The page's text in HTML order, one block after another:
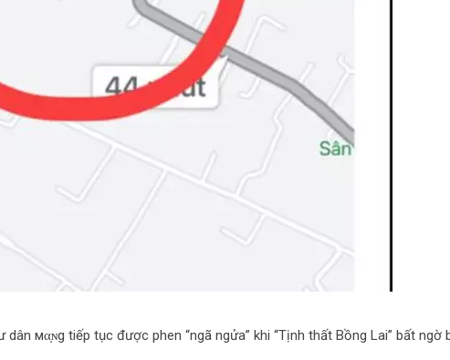
мα̣ɴg tiếp tục được phen “ngã ngửa” khi “Tịnh thất Bồng Lai” bất ngờ